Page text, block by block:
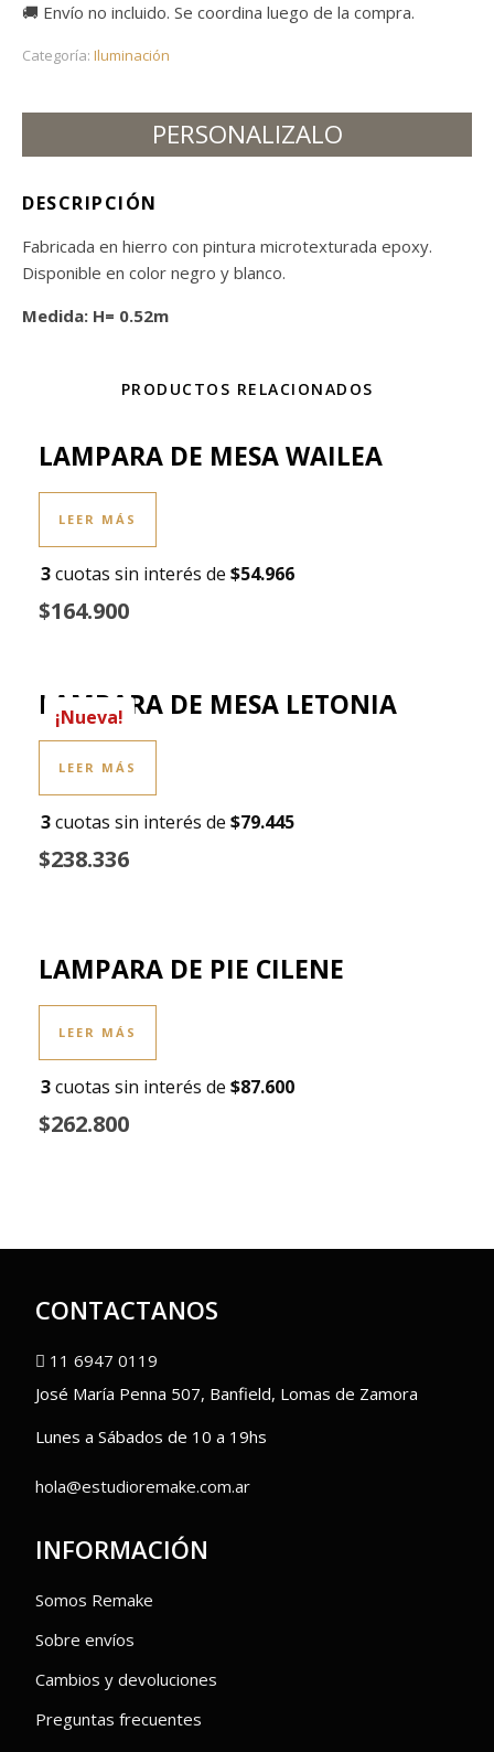
🚚 Envío no incluido. Se coordina luego de la compra.
Categoría: Iluminación
PERSONALIZALO
DESCRIPCIÓN
Fabricada en hierro con pintura microtexturada epoxy.
Disponible en color negro y blanco.
Medida: H= 0.52m
PRODUCTOS RELACIONADOS
LAMPARA DE MESA WAILEA
LEER MÁS
3cuotas sin interés de $54.966
$164.900
LAMPARA DE MESA LETONIA
LEER MÁS
3cuotas sin interés de $79.445
$238.336
¡Nueva!
LAMPARA DE PIE CILENE
LEER MÁS
3cuotas sin interés de $87.600
$262.800
CONTACTANOS
11 6947 0119
José María Penna 507, Banfield, Lomas de Zamora
Lunes a Sábados de 10 a 19hs
hola@estudioremake.com.ar
INFORMACIÓN
Somos Remake
Sobre envíos
Cambios y devoluciones
Preguntas frecuentes